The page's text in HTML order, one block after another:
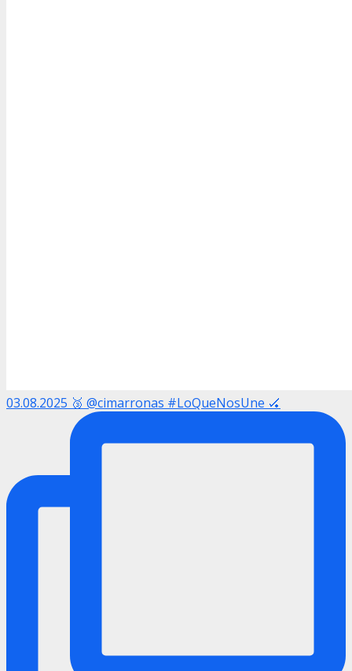
03.08.2025 🥉 @cimarronas #LoQueNosUne 🏑